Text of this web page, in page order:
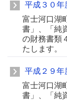
平成３０年
富士河口湖
書」、「純
の財務書類
たします。
平成２９年
富士河口湖
書」、「純